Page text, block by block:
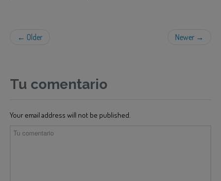
← Older Newer →
Tu comentario
Your email address will not be published.